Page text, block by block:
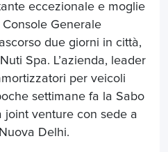
eccezionale e moglie
Console Generale
due giorni in città,
Spa. L’azienda, leader
per veicoli
settimane fa la Sabo
joint venture con sede a
Delhi.